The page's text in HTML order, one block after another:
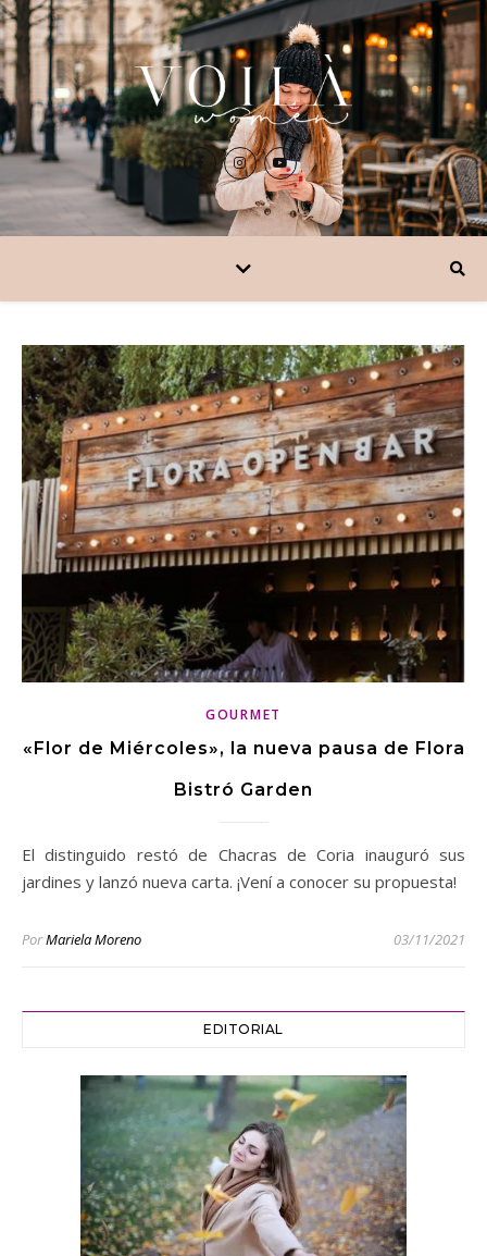
GOURMET
«Flor de Miércoles», la nueva pausa de Flora
Bistró Garden
El distinguido restó de Chacras de Coria inauguró sus
jardines y lanzó nueva carta. ¡Vení a conocer su propuesta!
PorMariela Moreno 03/11/2021
EDITORIAL